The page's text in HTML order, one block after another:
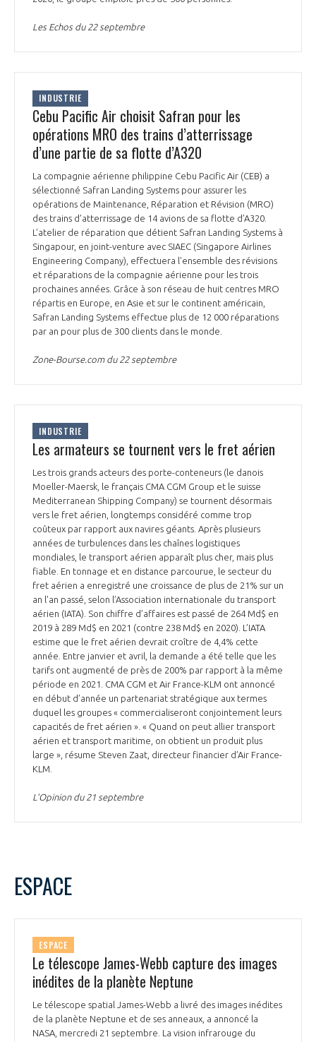
Les Echos du 22 septembre
INDUSTRIE
Cebu Pacific Air choisit Safran pour les
opérations MRO des trains d’atterrissage
d’une partie de sa flotte d’A320
La compagnie aérienne philippine Cebu Pacific Air (CEB) a
sélectionné Safran Landing Systems pour assurer les
opérations de Maintenance, Réparation et Révision (MRO)
des trains d’atterrissage de 14 avions de sa flotte d’A320.
L’atelier de réparation que détient Safran Landing Systems à
Singapour, en joint-venture avec SIAEC (Singapore Airlines
Engineering Company), effectuera l'ensemble des révisions
et réparations de la compagnie aérienne pour les trois
prochaines années. Grâce à son réseau de huit centres MRO
répartis en Europe, en Asie et sur le continent américain,
Safran Landing Systems effectue plus de 12 000 réparations
par an pour plus de 300 clients dans le monde.
Zone-Bourse.com du 22 septembre
INDUSTRIE
Les armateurs se tournent vers le fret aérien
Les trois grands acteurs des porte-conteneurs (le danois
Moeller-Maersk, le français CMA CGM Group et le suisse
Mediterranean Shipping Company) se tournent désormais
vers le fret aérien, longtemps considéré comme trop
coûteux par rapport aux navires géants. Après plusieurs
années de turbulences dans les chaînes logistiques
mondiales, le transport aérien apparaît plus cher, mais plus
fiable. En tonnage et en distance parcourue, le secteur du
fret aérien a enregistré une croissance de plus de 21% sur un
an l’an passé, selon l’Association internationale du transport
aérien (IATA). Son chiffre d’affaires est passé de 264 Md$ en
2019 à 289 Md$ en 2021 (contre 238 Md$ en 2020). L’IATA
estime que le fret aérien devrait croître de 4,4% cette
année. Entre janvier et avril, la demande a été telle que les
tarifs ont augmenté de près de 200% par rapport à la même
période en 2021. CMA CGM et Air France-KLM ont annoncé
en début d’année un partenariat stratégique aux termes
duquel les groupes « commercialiseront conjointement leurs
capacités de fret aérien ». « Quand on peut allier transport
aérien et transport maritime, on obtient un produit plus
large », résume Steven Zaat, directeur financier d’Air France-
KLM.
L’Opinion du 21 septembre
ESPACE
ESPACE
Le télescope James-Webb capture des images
inédites de la planète Neptune
Le télescope spatial James-Webb a livré des images inédites
de la planète Neptune et de ses anneaux, a annoncé la
NASA, mercredi 21 septembre. La vision infrarouge du